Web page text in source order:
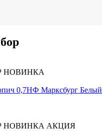
НОВИНКА
0,7НФ Марксбург Белый
НОВИНКА АКЦИЯ